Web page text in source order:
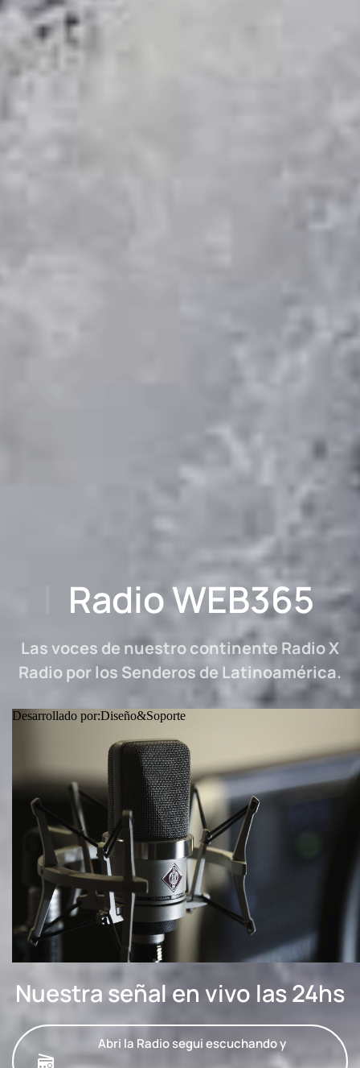
Radio WEB365
Las voces de nuestro continente Radio X
Radio por los Senderos de Latinoamérica.
Nuestra señal en vivo las 24hs
Abri la Radio segui escuchando y